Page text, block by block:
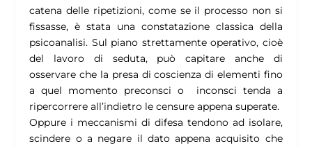
catena delle ripetizioni, come se il processo non si
fissasse, è stata una constatazione classica della
psicoanalisi. Sul piano strettamente operativo, cioè
del lavoro di seduta, può capitare anche di
osservare che la presa di coscienza di elementi fino
a quel momento preconsci o inconsci tenda a
ripercorrere all’indietro le censure appena superate.
Oppure i meccanismi di difesa tendono ad isolare,
scindere o a negare il dato appena acquisito che